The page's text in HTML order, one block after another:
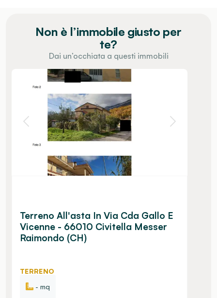
Non è l’immobile giusto per
te?
Dai un’occhiata a questi immobili
Terreno All'asta In Via Cda Gallo E
Vicenne - 66010 Civitella Messer
Raimondo (CH)
TERRENO
- mq